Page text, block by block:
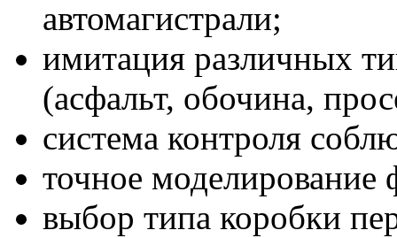
автомагистрали;
имитация различных
(асфальт, обочина,
система контроля
точное моделирование
выбор типа коробки